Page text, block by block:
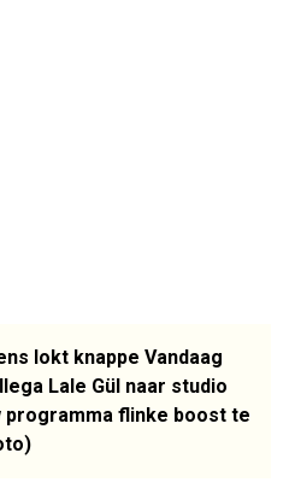
lokt knappe Vandaag
Lale Gül naar studio
programma flinke boost te